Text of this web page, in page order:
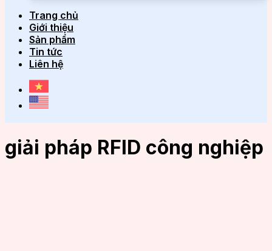
Trang chủ
Giới thiệu
Sản phẩm
Tin tức
Liên hệ
giải pháp RFID công nghiệp